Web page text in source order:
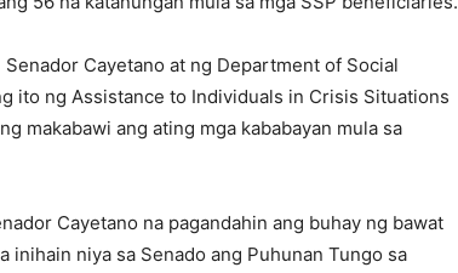
Cayetano at ng Department of Social
ito ng Assistance to Individuals in Crisis Situations
makabawi ang ating mga kababayan mula sa
Cayetano na pagandahin ang buhay ng bawat
inihain niya sa Senado ang Puhunan Tungo sa